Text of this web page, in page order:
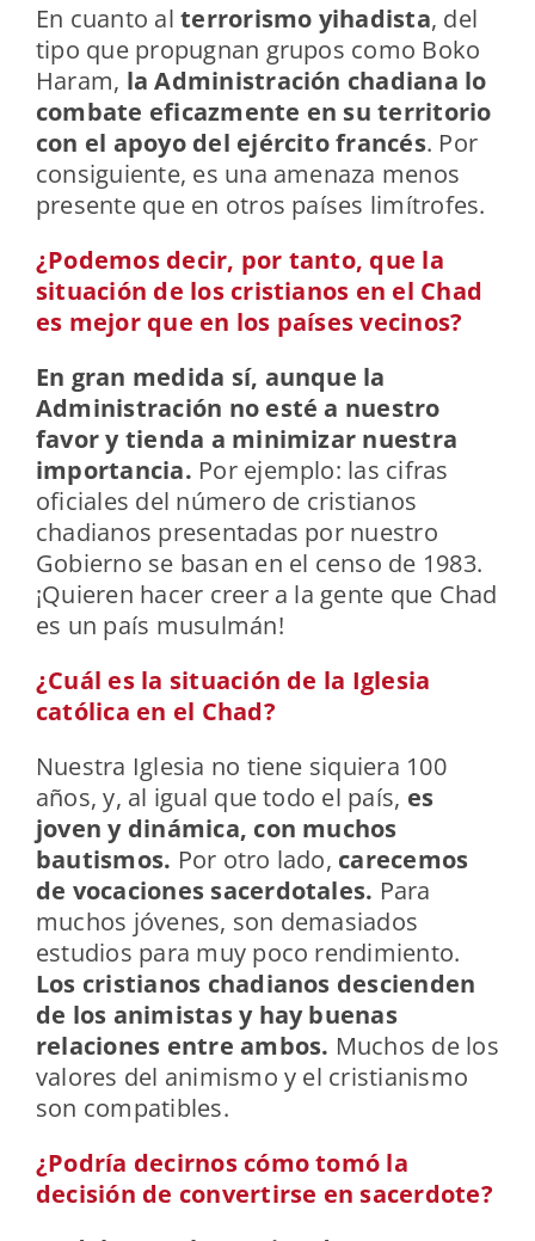
En cuanto alterrorismo yihadista, del
tipo que propugnan grupos como Boko
Haram, la Administración chadiana lo
combate eficazmente en su territorio
con el apoyo del ejército francés. Por
consiguiente, es una amenaza menos
presente que en otros países limítrofes.
¿Podemos decir, por tanto, que la
situación de los cristianos en el Chad
es mejor que en los países vecinos?
En gran medida sí, aunque la
Administración no esté a nuestro
favor y tienda a minimizar nuestra
importancia. Por ejemplo: las cifras
oficiales del número de cristianos
chadianos presentadas por nuestro
Gobierno se basan en el censo de 1983.
¡Quieren hacer creer a la gente que Chad
es un país musulmán!
¿Cuál es la situación de la Iglesia
católica en el Chad?
Nuestra Iglesia no tiene siquiera 100
años, y, al igual que todo el país, es
joven y dinámica, con muchos
bautismos. Por otro lado, carecemos
de vocaciones sacerdotales. Para
muchos jóvenes, son demasiados
estudios para muy poco rendimiento.
Los cristianos chadianos descienden
de los animistas y hay buenas
relaciones entre ambos. Muchos de los
valores del animismo y el cristianismo
son compatibles.
¿Podría decirnos cómo tomó la
decisión de convertirse en sacerdote?